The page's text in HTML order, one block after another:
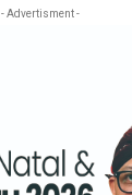
- Advertisment -